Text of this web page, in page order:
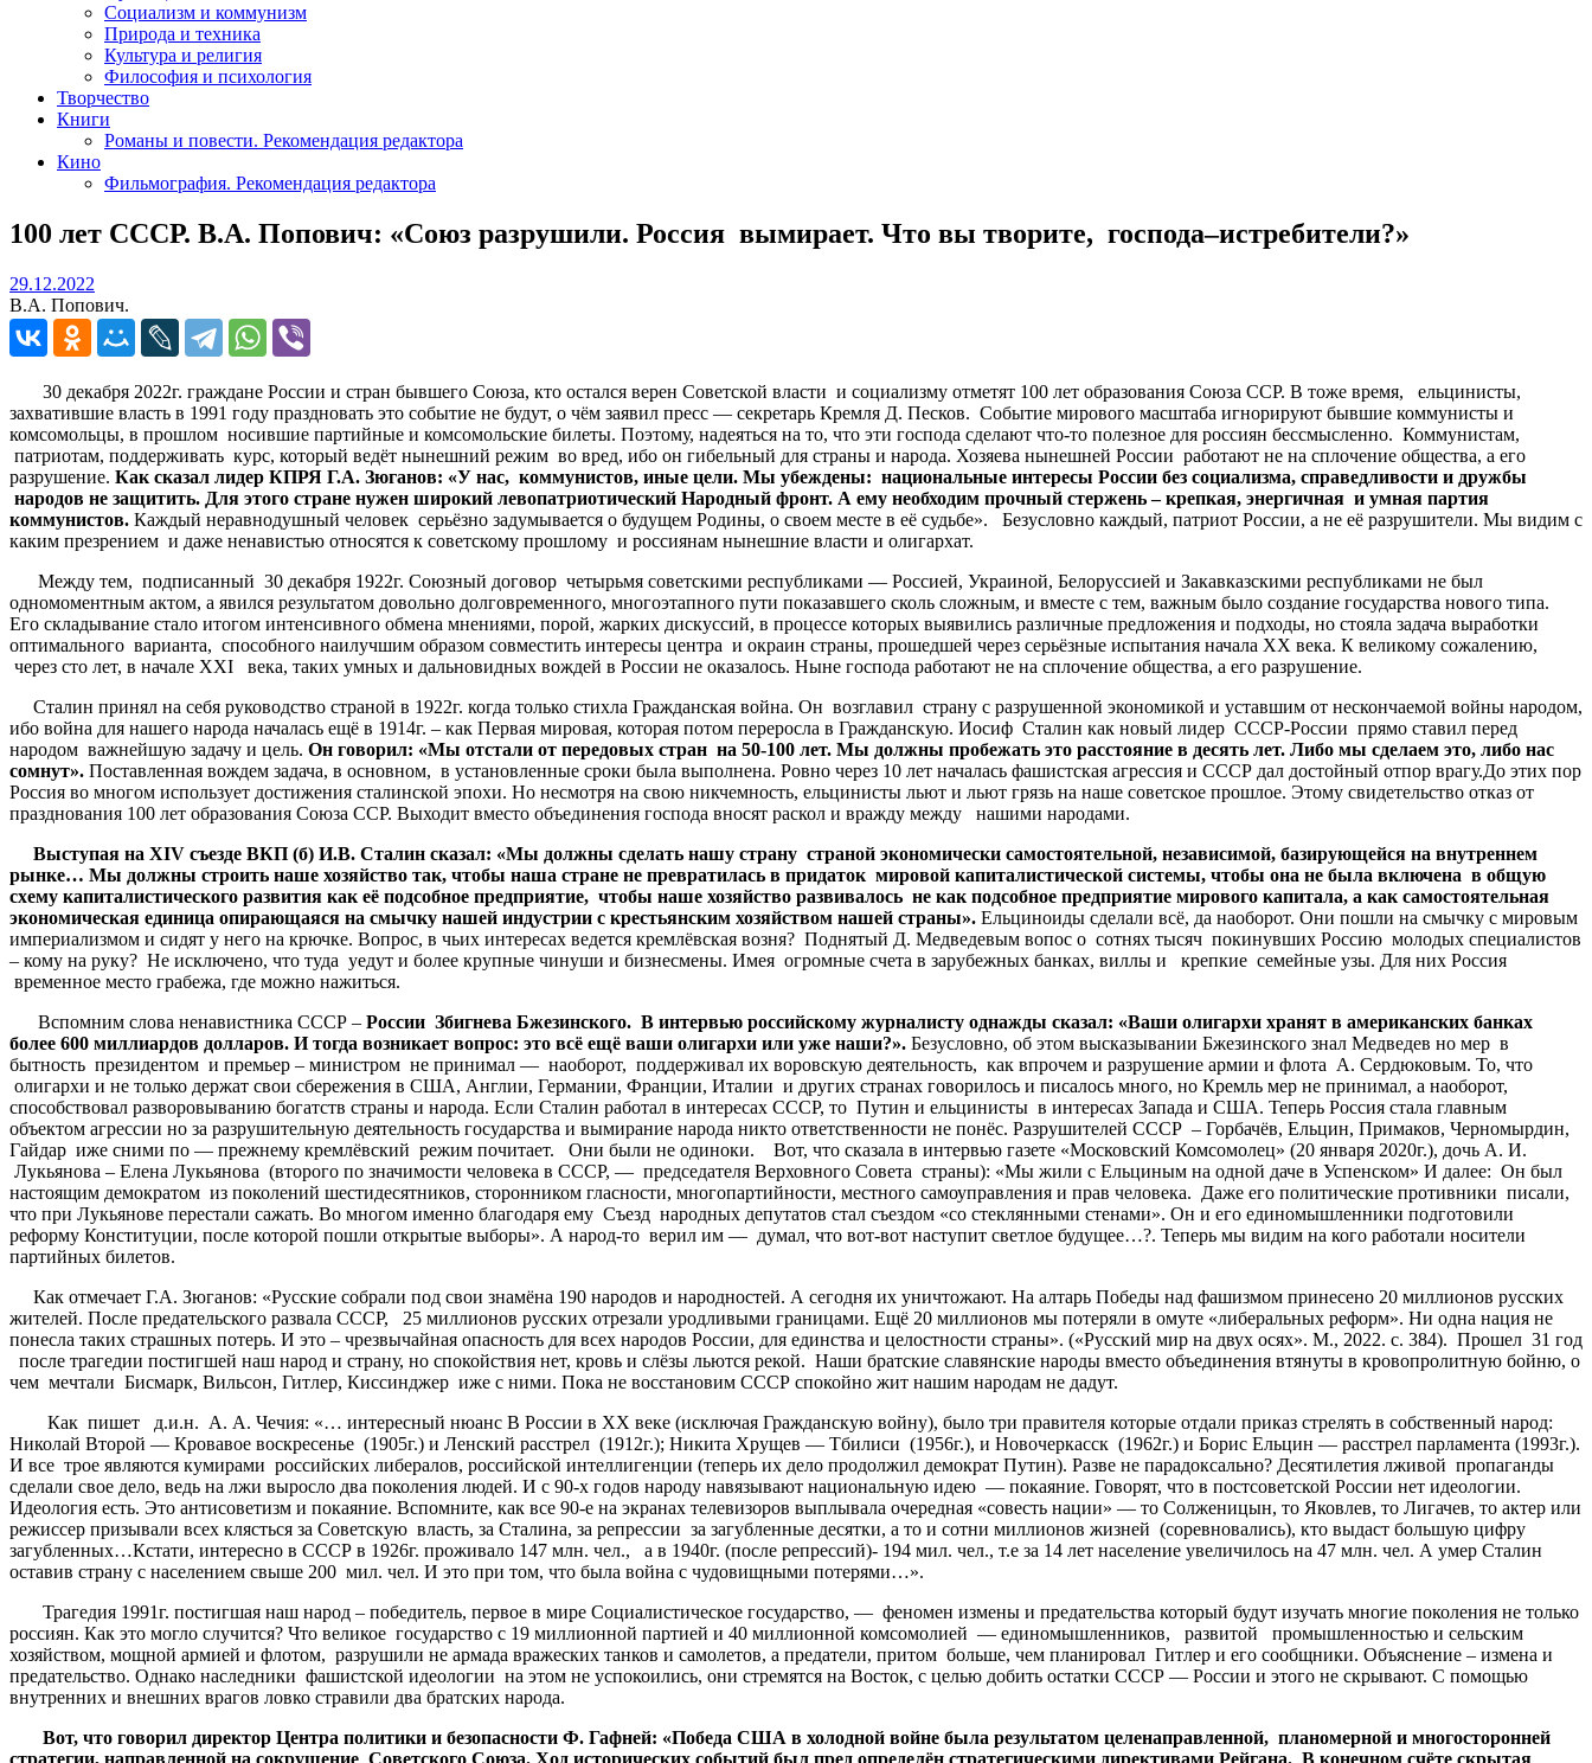
Социализм и коммунизм
Природа и техника
Культура и религия
Философия и психология
Творчество
Книги
Романы и повести. Рекомендация редактора
Кино
Фильмография. Рекомендация редактора
100 лет СССР. В.А. Попович: «Союз разрушили. Россия вымирает. Что вы творите, господа–истребители?»
29.12.2022
В.А. Попович.
30 декабря 2022г. граждане России и стран бывшего Союза, кто остался верен Советской власти и социализму отметят 100 лет образования Союза ССР. В тоже время, ельцинисты,
захватившие власть в 1991 году праздновать это событие не будут, о чём заявил пресс — секретарь Кремля Д. Песков. Событие мирового масштаба игнорируют бывшие коммунисты и
комсомольцы, в прошлом носившие партийные и комсомольские билеты. Поэтому, надеяться на то, что эти господа сделают что-то полезное для россиян бессмысленно. Коммунистам,
патриотам, поддерживать курс, который ведёт нынешний режим во вред, ибо он гибельный для страны и народа. Хозяева нынешней России работают не на сплочение общества, а его
разрушение. Как сказал лидер КПРЯ Г.А. Зюганов: «У нас, коммунистов, иные цели. Мы убеждены: национальные интересы России без социализма, справедливости и дружбы
народов не защитить. Для этого стране нужен широкий левопатриотический Народный фронт. А ему необходим прочный стержень – крепкая, энергичная и умная партия
коммунистов. Каждый неравнодушный человек серьёзно задумывается о будущем Родины, о своем месте в её судьбе». Безусловно каждый, патриот России, а не её разрушители. Мы видим с
каким презрением и даже ненавистью относятся к советскому прошлому и россиянам нынешние власти и олигархат.
Между тем, подписанный 30 декабря 1922г. Союзный договор четырьмя советскими республиками — Россией, Украиной, Белоруссией и Закавказскими республиками не был
одномоментным актом, а явился результатом довольно долговременного, многоэтапного пути показавшего сколь сложным, и вместе с тем, важным было создание государства нового типа.
Его складывание стало итогом интенсивного обмена мнениями, порой, жарких дискуссий, в процессе которых выявились различные предложения и подходы, но стояла задача выработки
оптимального варианта, способного наилучшим образом совместить интересы центра и окраин страны, прошедшей через серьёзные испытания начала ХХ века. К великому сожалению,
через сто лет, в начале ХХI века, таких умных и дальновидных вождей в России не оказалось. Ныне господа работают не на сплочение общества, а его разрушение.
Сталин принял на себя руководство страной в 1922г. когда только стихла Гражданская война. Он возглавил страну с разрушенной экономикой и уставшим от нескончаемой войны народом,
ибо война для нашего народа началась ещё в 1914г. – как Первая мировая, которая потом переросла в Гражданскую. Иосиф Сталин как новый лидер СССР-России прямо ставил перед
народом важнейшую задачу и цель. Он говорил: «Мы отстали от передовых стран на 50-100 лет. Мы должны пробежать это расстояние в десять лет. Либо мы сделаем это, либо нас
сомнут». Поставленная вождем задача, в основном, в установленные сроки была выполнена. Ровно через 10 лет началась фашистская агрессия и СССР дал достойный отпор врагу.До этих пор
Россия во многом использует достижения сталинской эпохи. Но несмотря на свою никчемность, ельцинисты льют и льют грязь на наше советское прошлое. Этому свидетельство отказ от
празднования 100 лет образования Союза ССР. Выходит вместо объединения господа вносят раскол и вражду между нашими народами.
Выступая на ХIV съезде ВКП (б) И.В. Сталин сказал: «Мы должны сделать нашу страну страной экономически самостоятельной, независимой, базирующейся на внутреннем
рынке… Мы должны строить наше хозяйство так, чтобы наша стране не превратилась в придаток мировой капиталистической системы, чтобы она не была включена в общую
схему капиталистического развития как её подсобное предприятие, чтобы наше хозяйство развивалось не как подсобное предприятие мирового капитала, а как самостоятельная
экономическая единица опирающаяся на смычку нашей индустрии с крестьянским хозяйством нашей страны». Ельциноиды сделали всё, да наоборот. Они пошли на смычку с мировым
империализмом и сидят у него на крючке. Вопрос, в чьих интересах ведется кремлёвская возня? Поднятый Д. Медведевым вопос о сотнях тысяч покинувших Россию молодых специалистов
– кому на руку? Не исключено, что туда уедут и более крупные чинуши и бизнесмены. Имея огромные счета в зарубежных банках, виллы и крепкие семейные узы. Для них Россия
временное место грабежа, где можно нажиться.
Вспомним слова ненавистника СССР – России Збигнева Бжезинского. В интервью российскому журналисту однажды сказал: «Ваши олигархи хранят в американских банках
более 600 миллиардов долларов. И тогда возникает вопрос: это всё ещё ваши олигархи или уже наши?». Безусловно, об этом высказывании Бжезинского знал Медведев но мер в
бытность президентом и премьер – министром не принимал — наоборот, поддерживал их воровскую деятельность, как впрочем и разрушение армии и флота А. Сердюковым. То, что
олигархи и не только держат свои сбережения в США, Англии, Германии, Франции, Италии и других странах говорилось и писалось много, но Кремль мер не принимал, а наоборот,
способствовал разворовыванию богатств страны и народа. Если Сталин работал в интересах СССР, то Путин и ельцинисты в интересах Запада и США. Теперь Россия стала главным
объектом агрессии но за разрушительную деятельность государства и вымирание народа никто ответственности не понёс. Разрушителей СССР – Горбачёв, Ельцин, Примаков, Черномырдин,
Гайдар иже сними по — прежнему кремлёвский режим почитает. Они были не одиноки. Вот, что сказала в интервью газете «Московский Комсомолец» (20 января 2020г.), дочь А. И.
Лукьянова – Елена Лукьянова (второго по значимости человека в СССР, — председателя Верховного Совета страны): «Мы жили с Ельциным на одной даче в Успенском» И далее: Он был
настоящим демократом из поколений шестидесятников, сторонником гласности, многопартийности, местного самоуправления и прав человека. Даже его политические противники писали,
что при Лукьянове перестали сажать. Во многом именно благодаря ему Съезд народных депутатов стал съездом «со стеклянными стенами». Он и его единомышленники подготовили
реформу Конституции, после которой пошли открытые выборы». А народ-то верил им — думал, что вот-вот наступит светлое будущее…?. Теперь мы видим на кого работали носители
партийных билетов.
Как отмечает Г.А. Зюганов: «Русские собрали под свои знамёна 190 народов и народностей. А сегодня их уничтожают. На алтарь Победы над фашизмом принесено 20 миллионов русских
жителей. После предательского развала СССР, 25 миллионов русских отрезали уродливыми границами. Ещё 20 миллионов мы потеряли в омуте «либеральных реформ». Ни одна нация не
понесла таких страшных потерь. И это – чрезвычайная опасность для всех народов России, для единства и целостности страны». («Русский мир на двух осях». М., 2022. с. 384). Прошел 31 год
после трагедии постигшей наш народ и страну, но спокойствия нет, кровь и слёзы льются рекой. Наши братские славянские народы вместо объединения втянуты в кровопролитную бойню, о
чем мечтали Бисмарк, Вильсон, Гитлер, Киссинджер иже с ними. Пока не восстановим СССР спокойно жит нашим народам не дадут.
Как пишет д.и.н. А. А. Чечия: «… интересный нюанс В России в ХХ веке (исключая Гражданскую войну), было три правителя которые отдали приказ стрелять в собственный народ:
Николай Второй — Кровавое воскресенье (1905г.) и Ленский расстрел (1912г.); Никита Хрущев — Тбилиси (1956г.), и Новочеркасск (1962г.) и Борис Ельцин — расстрел парламента (1993г.).
И все трое являются кумирами российских либералов, российской интеллигенции (теперь их дело продолжил демократ Путин). Разве не парадоксально? Десятилетия лживой пропаганды
сделали свое дело, ведь на лжи выросло два поколения людей. И с 90-х годов народу навязывают национальную идею — покаяние. Говорят, что в постсоветской России нет идеологии.
Идеология есть. Это антисоветизм и покаяние. Вспомните, как все 90-е на экранах телевизоров выплывала очередная «совесть нации» — то Солженицын, то Яковлев, то Лигачев, то актер или
режиссер призывали всех клясться за Советскую власть, за Сталина, за репрессии за загубленные десятки, а то и сотни миллионов жизней (соревновались), кто выдаст большую цифру
загубленных…Кстати, интересно в СССР в 1926г. проживало 147 млн. чел., а в 1940г. (после репрессий)- 194 мил. чел., т.е за 14 лет население увеличилось на 47 млн. чел. А умер Сталин
оставив страну с населением свыше 200 мил. чел. И это при том, что была война с чудовищными потерями…».
Трагедия 1991г. постигшая наш народ – победитель, первое в мире Социалистическое государство, — феномен измены и предательства который будут изучать многие поколения не только
россиян. Как это могло случится? Что великое государство с 19 миллионной партией и 40 миллионной комсомолией — единомышленников, развитой промышленностью и сельским
хозяйством, мощной армией и флотом, разрушили не армада вражеских танков и самолетов, а предатели, притом больше, чем планировал Гитлер и его сообщники. Объяснение – измена и
предательство. Однако наследники фашистской идеологии на этом не успокоились, они стремятся на Восток, с целью добить остатки СССР — России и этого не скрывают. С помощью
внутренних и внешних врагов ловко стравили два братских народа.
Вот, что говорил директор Центра политики и безопасности Ф. Гафней: «Победа США в холодной войне была результатом целенаправленной, планомерной и многосторонней
стратегии, направленной на сокрушение Советского Союза. Ход исторических событий был пред определён стратегическими директивами Рейгана. В конечном счёте скрытая